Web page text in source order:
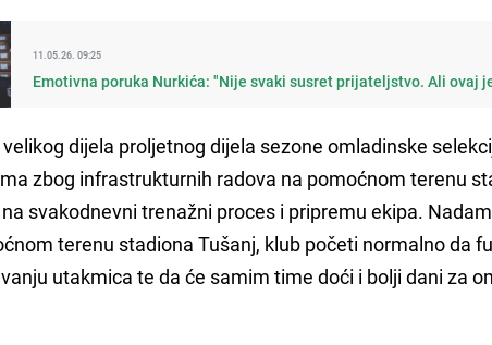
11.05.26. 09:25
Emotivna poruka Nurkića: "Nije svaki susret prijateljstvo. Ali ovaj
dijela proljetnog dijela sezone omladinske
zbog infrastrukturnih radova na pomoćnom terenu
svakodnevni trenažni proces i pripremu ekipa.
terenu stadiona Tušanj, klub početi normalno da
utakmica te da će samim time doći i bolji dani za